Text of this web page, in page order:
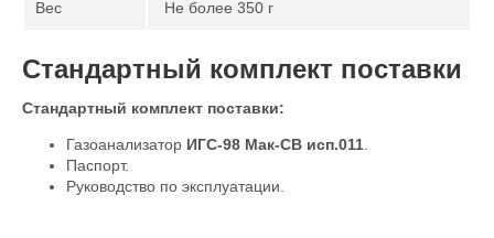
Вес Не более 350 г
Стандартный комплект поставки
Стандартный комплект поставки:
Газоанализатор ИГС-98 Мак-СВ исп.011
Паспорт.
Руководство по эксплуатации.